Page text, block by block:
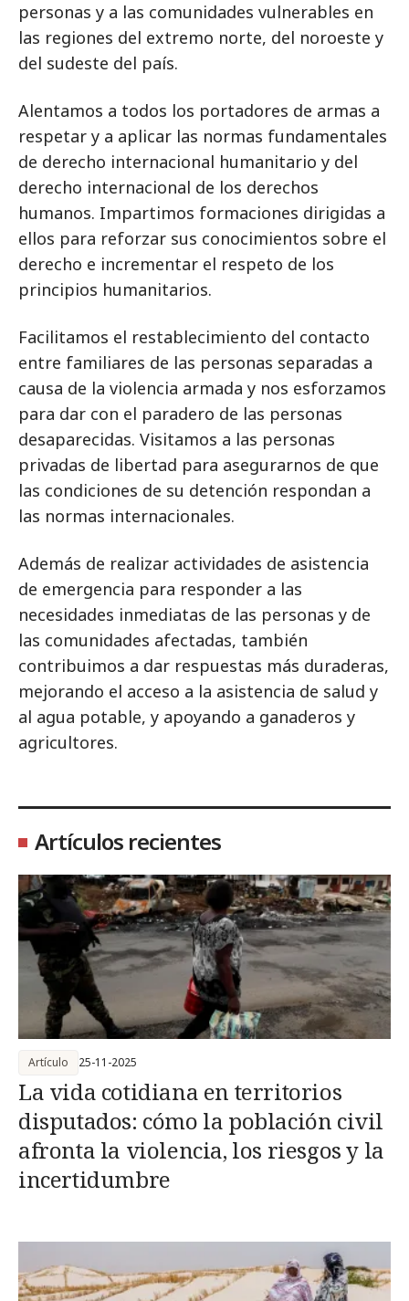
personas y a las comunidades vulnerables en
las regiones del extremo norte, del noroeste y
del sudeste del país.
Alentamos a todos los portadores de armas a
respetar y a aplicar las normas fundamentales
de derecho internacional humanitario y del
derecho internacional de los derechos
humanos. Impartimos formaciones dirigidas a
ellos para reforzar sus conocimientos sobre el
derecho e incrementar el respeto de los
principios humanitarios.
Facilitamos el restablecimiento del contacto
entre familiares de las personas separadas a
causa de la violencia armada y nos esforzamos
para dar con el paradero de las personas
desaparecidas. Visitamos a las personas
privadas de libertad para asegurarnos de que
las condiciones de su detención respondan a
las normas internacionales.
Además de realizar actividades de asistencia
de emergencia para responder a las
necesidades inmediatas de las personas y de
las comunidades afectadas, también
contribuimos a dar respuestas más duraderas,
mejorando el acceso a la asistencia de salud y
al agua potable, y apoyando a ganaderos y
agricultores.
Artículos recientes
La vida cotidiana en territorios
disputados: cómo la población civil
afronta la violencia, los riesgos y la
incertidumbre
Artículo 25-11-2025